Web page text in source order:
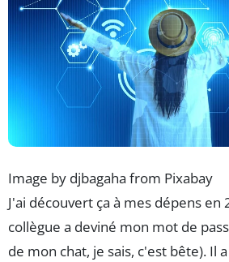
Image by djbagaha from Pixabay
J'ai découvert ça à mes dépens en
collègue a deviné mon mot de
de mon chat, je sais, c'est bête). Il